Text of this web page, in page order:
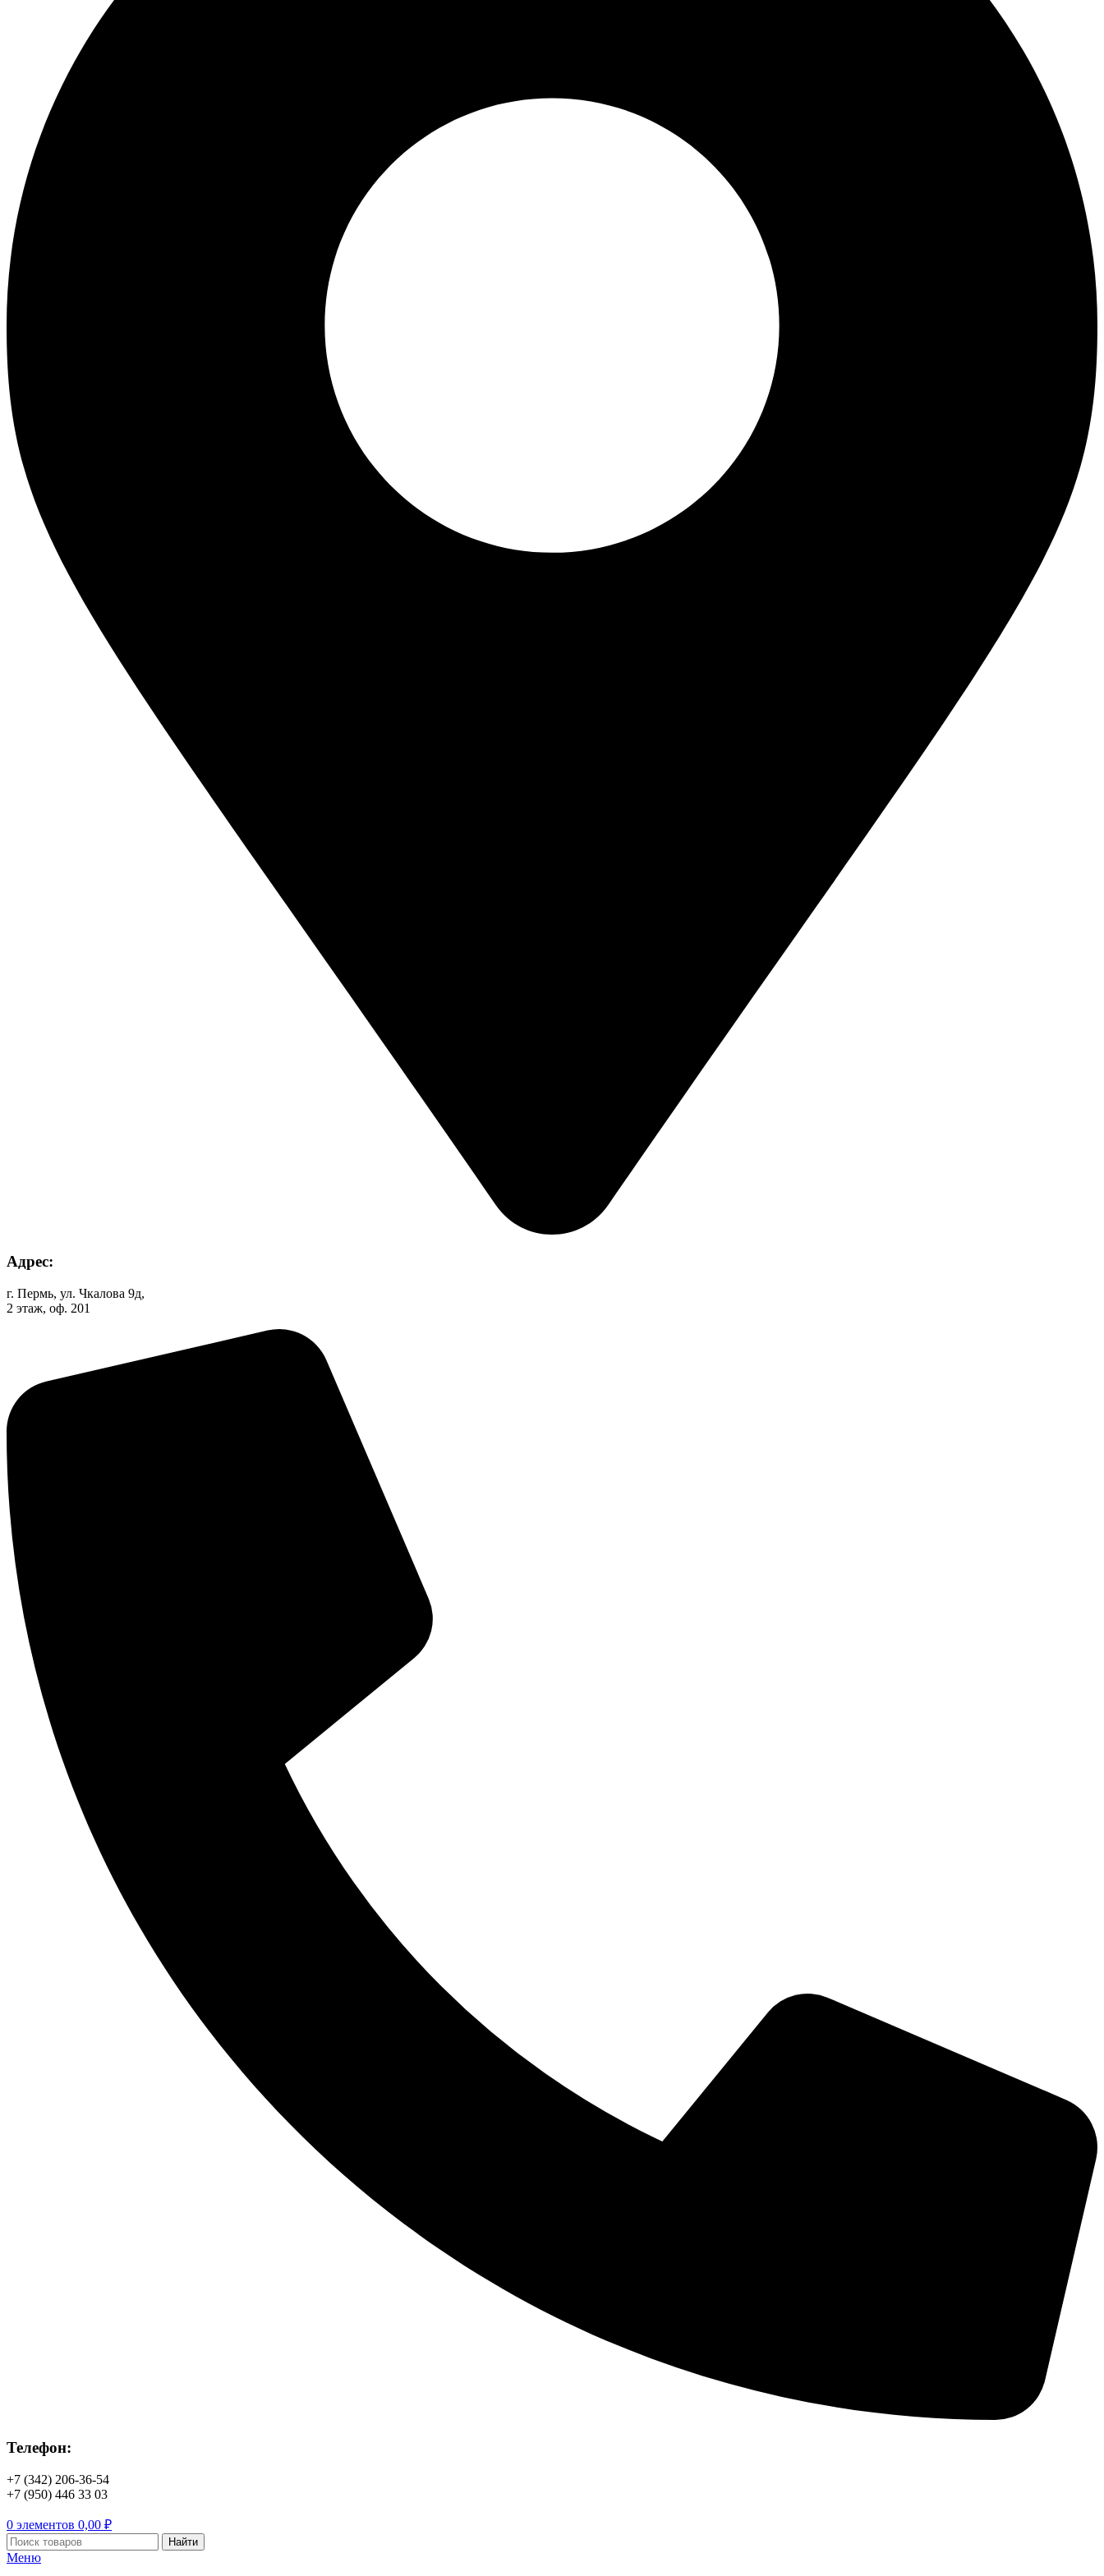
Адрес:
г. Пермь, ул. Чкалова 9д,
2 этаж, оф. 201
Телефон:
+7 (342) 206-36-54
+7 (950) 446 33 03
0 элементов 0,00 ₽
Найти
Меню